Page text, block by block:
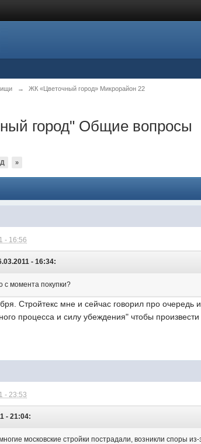
→ ЖК «Цветочный город» Микрорайон 22
город" Общие вопросы
»
- 16:56
- 16:34:
с момента покупки?
Стройтекс мне и сейчас говорил про очередь
процесса и силу убеждения" чтобы произвести
- 23:53
- 21:04:
московские стройки пострадали, возникли споры